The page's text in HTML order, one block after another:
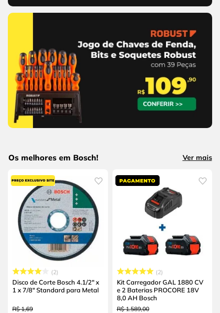
Os melhores em Bosch! Ver mais
2
Disco de Corte Bosch 4.1/2" x
1 x 7/8" Standard para Metal
R$ 1,69
2
Kit Carregador GAL 1880 CV
e 2 Baterias PROCORE 18V
8,0 AH Bosch
R$ 1.589,00